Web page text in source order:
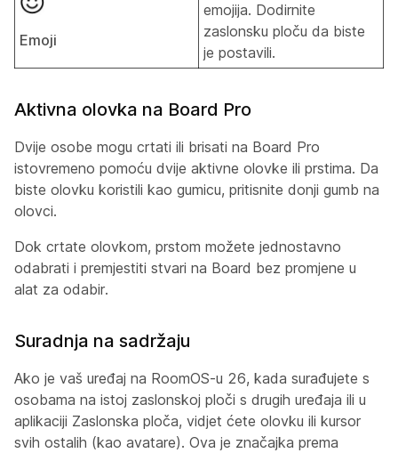
Emoji
emojija. Dodirnite
zaslonsku ploču da biste
je postavili.
Aktivna olovka na Board Pro
Dvije osobe mogu crtati ili brisati na Board Pro
istovremeno pomoću dvije aktivne olovke ili prstima. Da
biste olovku koristili kao gumicu, pritisnite donji gumb na
olovci.
Dok crtate olovkom, prstom možete jednostavno
odabrati i premjestiti stvari na Board bez promjene u
alat za odabir.
Suradnja na sadržaju
Ako je vaš uređaj na RoomOS-u 26, kada surađujete s
osobama na istoj zaslonskoj ploči s drugih uređaja ili u
aplikaciji Zaslonska ploča, vidjet ćete olovku ili kursor
svih ostalih (kao avatare). Ova je značajka prema